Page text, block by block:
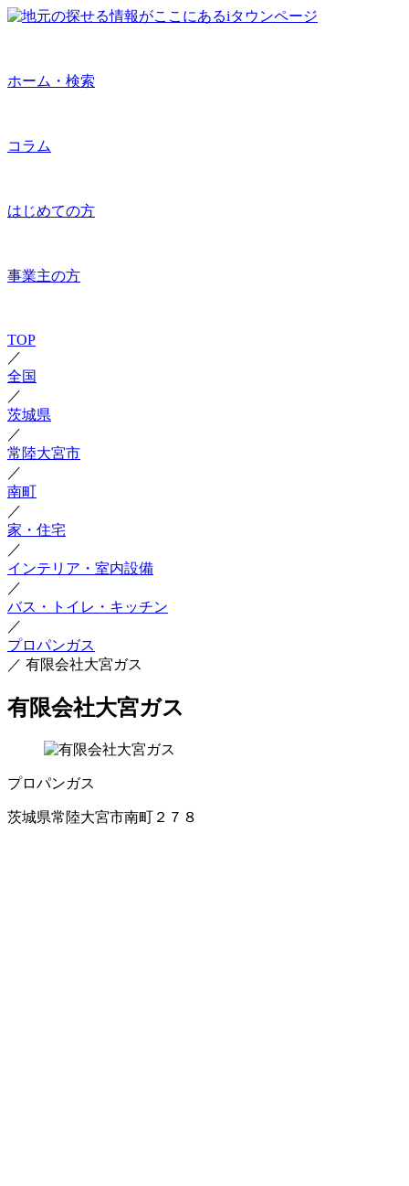
ホーム・検索
コラム
はじめての方
事業主の方
TOP
／
全国
／
茨城県
／
常陸大宮市
／
南町
／
家・住宅
／
インテリア・室内設備
／
バス・トイレ・キッチン
／
プロパンガス
／ 有限会社大宮ガス
有限会社大宮ガス
プロパンガス
茨城県常陸大宮市南町２７８